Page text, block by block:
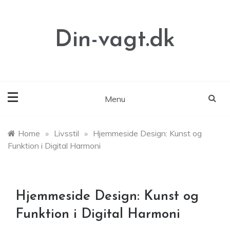
Din-vagt.dk
Menu
Home » Livsstil » Hjemmeside Design: Kunst og
Funktion i Digital Harmoni
Hjemmeside Design: Kunst og
Funktion i Digital Harmoni